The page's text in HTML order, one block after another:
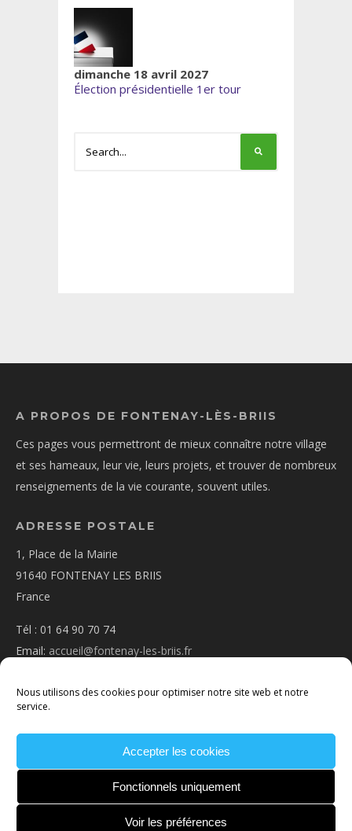
Nous utilisons des cookies pour optimiser notre site web et notre
service.
Accepter les cookies
Fonctionnels uniquement
Voir les préférences
dimanche 18 avril 2027
Élection présidentielle 1er tour
A PROPOS DE FONTENAY-LÈS-BRIIS
Ces pages vous permettront de mieux connaître notre village
et ses hameaux, leur vie, leurs projets, et trouver de nombreux
renseignements de la vie courante, souvent utiles.
ADRESSE POSTALE
1, Place de la Mairie
91640 FONTENAY LES BRIIS
France
Tél : 01 64 90 70 74
Email: accueil@fontenay-les-briis.fr
NOUS CONTACTER
LÉGALES
POLITIQUE DE COOKIES
CONDITIONS
GÉNÉRALES